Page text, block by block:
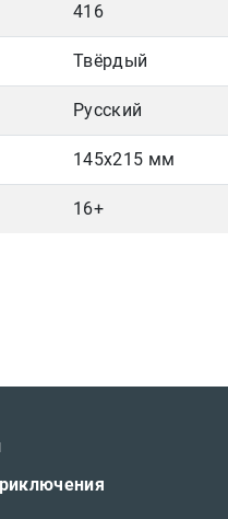
416
Твёрдый
Русский
145х215 мм
16+